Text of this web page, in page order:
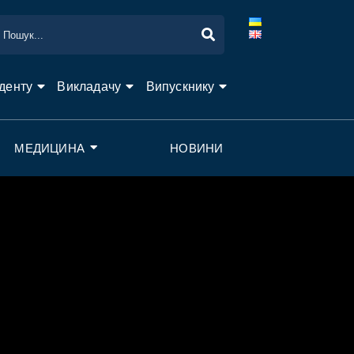
Викладачу Випускнику
МЕДИЦИНА НОВИНИ